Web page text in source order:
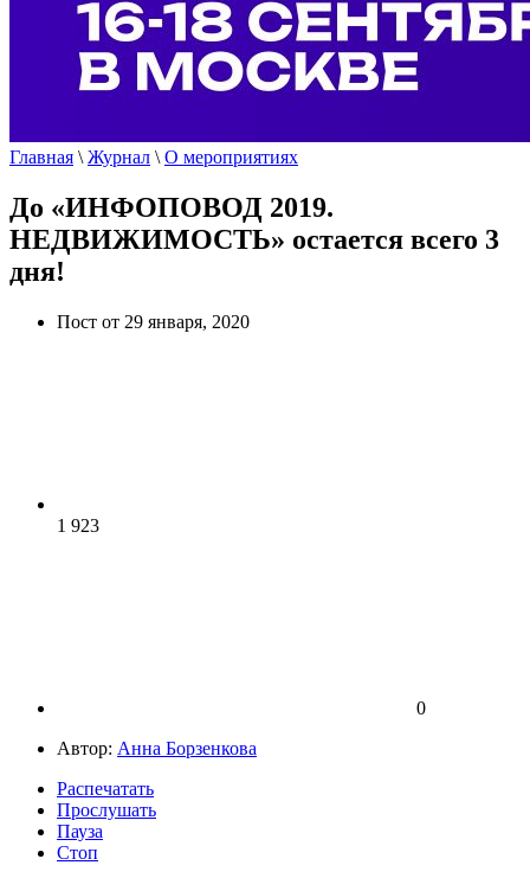
Главная \ Журнал \ О мероприятиях
До «ИНФОПОВОД 2019.
НЕДВИЖИМОСТЬ» остается всего 3
дня!
Пост от 29 января, 2020
1 923
0
Автор: Анна Борзенкова
Распечатать
Прослушать
Пауза
Стоп